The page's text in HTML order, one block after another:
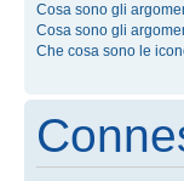
Cosa sono gli
Cosa sono gli
Che cosa sono le